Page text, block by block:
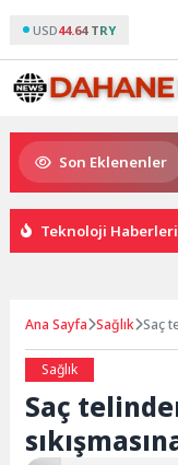
USD44.64 TRY
Son Eklenenler
World Cup Heyecanı
Teknoloji Haberleri
Ana Sayfa Sağlık Saç
Sağlık
Saç